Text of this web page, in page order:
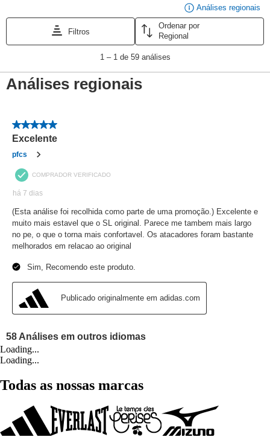
Loading...
Loading...
Todas as nossas marcas